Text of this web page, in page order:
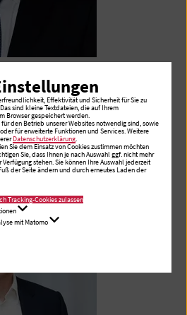
Haus – Zentrum für
Altern
Effektivität und Sicherheit für Sie zu
sind kleine Textdateien, die auf Ihrem
Browser gespeichert werden.
den Betrieb unserer Websites notwendig sind, sowie
für erweiterte Funktionen und Services. Weitere
Datenschutzerklärung
Sie dem Einsatz von Cookies zustimmen möchten
Sie, dass Ihnen je nach Auswahl ggf. nicht mehr
stehen. Sie können Ihre Auswahl jederzeit
der Seite ändern und durch erneutes Laden der
Tracking-Cookies zulassen
mit Matomo